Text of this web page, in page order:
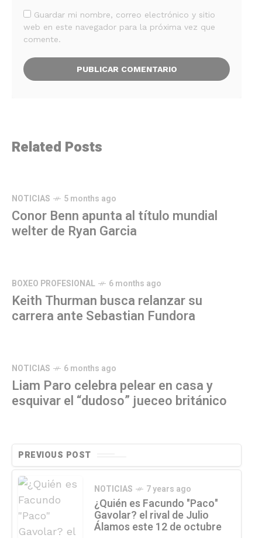
Guardar mi nombre, correo electrónico y sitio
web en este navegador para la próxima vez que
comente.
Related Posts
NOTICIAS 5 months ago
Conor Benn apunta al título mundial
welter de Ryan Garcia
BOXEO PROFESIONAL 6 months ago
Keith Thurman busca relanzar su
carrera ante Sebastian Fundora
NOTICIAS 6 months ago
Liam Paro celebra pelear en casa y
esquivar el “dudoso” jueceo británico
PREVIOUS POST
NOTICIAS 7 years ago
¿Quién es Facundo "Paco"
Gavolar? el rival de Julio
Álamos este 12 de octubre